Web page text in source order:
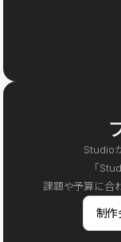
Studio
「
課題や予算に合
制作